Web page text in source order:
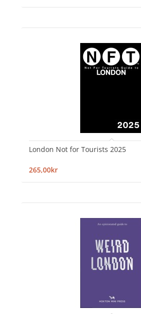
London Not for Tourists 2025
265,00kr